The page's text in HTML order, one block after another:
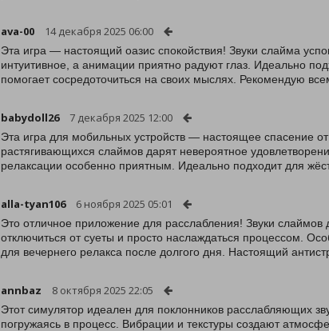
ava-00 14 декабря 2025 06:00
Эта игра — настоящий оазис спокойствия! Звуки слайма
интуитивное, а анимации приятно радуют глаз. Идеально
помогает сосредоточиться на своих мыслях. Рекомендую
babydoll26 7 декабря 2025 12:00
Эта игра для мобильных устройств — настоящее спасение
растягивающихся слаймов дарят невероятное
релаксации особенно приятным. Идеально подходит для
alla-tyan106 6 ноября 2025 05:01
Это отличное приложение для расслабления! Звуки
отключиться от суеты и просто наслаждаться процессом.
для вечернего релакса после долгого дня. Настоящий
annbaz 8 октября 2025 22:05
Этот симулятор идеален для поклонников расслабляющих
погружаясь в процесс. Вибрации и текстуры создают